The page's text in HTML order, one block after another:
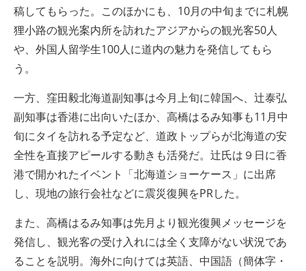
稿してもらった。このほかにも、 10月の中旬までに札幌
狸小路の観光案内所を訪れたアジアからの観光客50人
や、外国人留学生100人に道内の魅力を発信してもら
う。
一方、窪田毅北海道副知事は今月上旬に韓国へ、辻泰弘
副知事は香港に出向いたほか、高橋はるみ知事も11 月中
旬にタイを訪れる予定など、道政トップらが北海道の安
全性を直接アピールする動きも活発だ。辻氏は９日に香
港で開かれたイベント「北海道ショーケース」に出席
し、現地の旅行会社などに震災復興をPRした。
また、高橋はるみ知事は先月より観光復興メッセージを
発信し、観光客の受け入れには全く支障がない状況であ
ることを説明。海外に向けては英語、中国語（簡体字・